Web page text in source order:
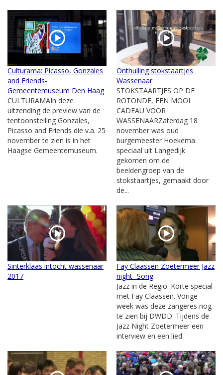
Culturama: Picasso, Gonzales
and Friends-
Gemeentemuseum Den Haag
CULTURAMAIn deze
uitzending de preview van de
tentoonstelling Gonzales,
Picasso and Friends die v.a. 25
november te zien is in het
Haagse Gemeentemuseum.
Onthulling stokstaartjes
Wassenaar
STOKSTAARTJES OP DE
ROTONDE, EEN MOOI
CADEAU VOOR
WASSENAARZaterdag 18
november was oud
burgemeester Hoekema
speciaal uit Langedijk
gekomen om de
beeldengroep van de
stokstaartjes, gemaakt door
de...
Sinterklaas intocht wassenaar
2017
Fay Claassen Zoetermeer Jazz
night- Song
Jazz in de Regio: Korte special
met Fay Claassen. Vorige
week was deze zangeres nog
te zien bij DWDD. Tijdens de
Jazz Night Zoetermeer een
interview en een lied.